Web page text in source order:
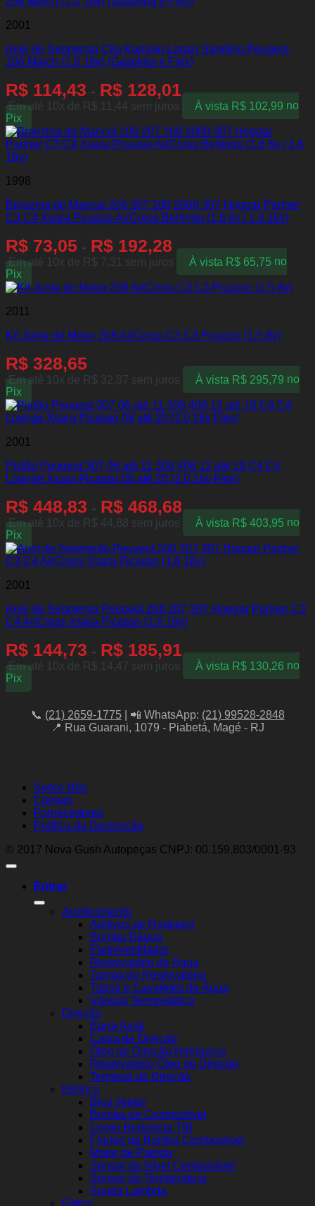
2001
Anel de Segmento Clio Kangoo Logan Sandero Peugeot
206 March (1.0 16v) (Gasolina e Flex)
R$ 114,43 - R$ 128,01
Em até 10x de R$ 11,44 sem juros À vista R$102,99 no
Pix
1998
Bronzina de Mancal 206 207 208 2008 307 Hoggar Partner
C3 C4 Xsara Picasso AirCross Berlingo (1.6 8v / 1.6 16v)
R$ 73,05 - R$ 192,28
Em até 10x de R$ 7,31 sem juros À vista R$65,75 no
Pix
2011
Kit Junta do Motor 208 AirCross C3 C3 Picasso (1.5 8v)
R$ 328,65
Em até 10x de R$ 32,87 sem juros À vista R$295,79 no
Pix
2001
Pistão Peugeot 307 06 até 11 308 408 12 até 19 C4 C4
Lounge Xsara Picasso 06 até 20 (2.0 16v Flex)
R$ 448,83 - R$ 468,68
Em até 10x de R$ 44,88 sem juros À vista R$403,95 no
Pix
2001
Anel de Segmento Peugeot 206 207 307 Hoggar Partner C3
C4 AirCross Xsara Picasso (1.6 16v)
R$ 144,73 - R$ 185,91
Em até 10x de R$ 14,47 sem juros À vista R$130,26 no
Pix
📞 (21) 2659-1775| 📲 WhatsApp: (21) 99528-2848
📍 Rua Guarani, 1079 - Piabetá, Magé - RJ
Sobre Nós
Contato
Fornecedores
Política de Devolução
© 2017 Nova Gush Autopeças CNPJ: 00.159.803/0001-93
Entrar
Arrefecimento
Aditivos de Radiador
Bomba Dágua
Eletroventilador
Reservatório de Água
Tampa do Reservatório
Tubos e Cavaletes de Água
Válvula Termostática
Direção
Barra Axial
Caixa de Direção
Óleo de Direção Hidráulica
Reservatório Óleo de Direção
Terminal de Direção
Elétrica
Bico Injetor
Bomba de Combustível
Corpo Borboleta TBI
Flange da Bomba Combustível
Motor de Partida
Sensor de Nível Combustível
Sensor de Temperatura
Sonda Lambda
Filtros